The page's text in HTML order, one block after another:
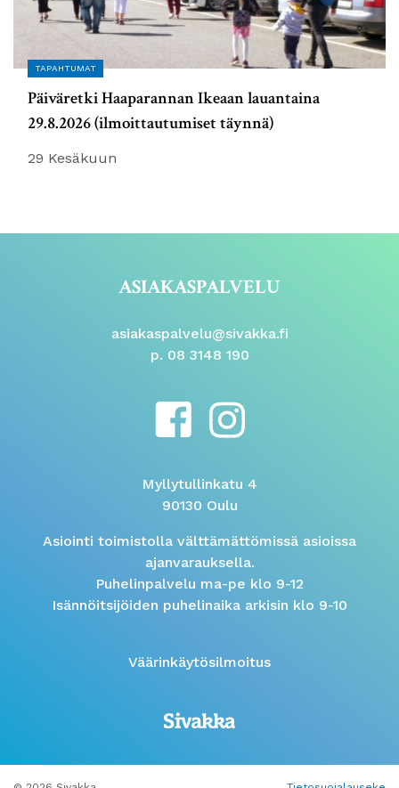
TAPAHTUMAT
Päiväretki Haaparannan Ikeaan lauantaina
29.8.2026 (ilmoittautumiset täynnä)
29 Kesäkuun
ASIAKASPALVELU
asiakaspalvelu@sivakka.fi
p. 08 3148 190
Myllytullinkatu 4
90130 Oulu
Asiointi toimistolla välttämättömissä asioissa
ajanvarauksella.
Puhelinpalvelu ma-pe klo 9-12
Isännöitsijöiden puhelinaika arkisin klo 9-10
Väärinkäytösilmoitus